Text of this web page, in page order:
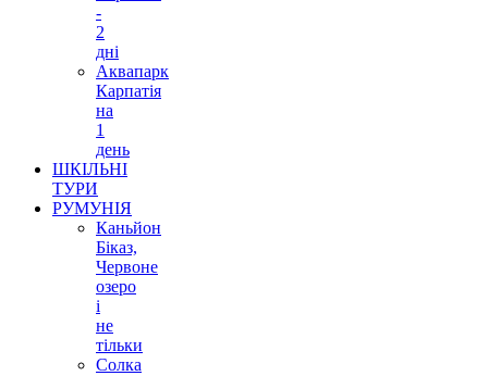
-
2
дні
Аквапарк
Карпатія
на
1
день
ШКІЛЬНІ
ТУРИ
РУМУНІЯ
Каньйон
Біказ,
Червоне
озеро
і
не
тільки
Солка